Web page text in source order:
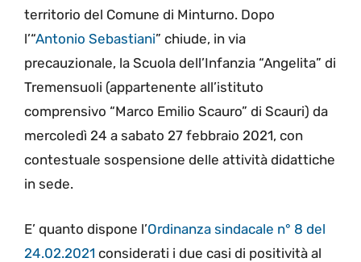
territorio del Comune di Minturno. Dopo
l’“Antonio Sebastiani” chiude, in via
precauzionale, la Scuola dell’Infanzia “Angelita” di
Tremensuoli (appartenente all’istituto
comprensivo “Marco Emilio Scauro” di Scauri) da
mercoledì 24 a sabato 27 febbraio 2021, con
contestuale sospensione delle attività didattiche
in sede.
E’ quanto dispone l’Ordinanza sindacale n° 8 del
24.02.2021 considerati i due casi di positività al